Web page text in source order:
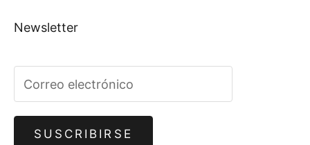
Newsletter
SUSCRIBIRSE